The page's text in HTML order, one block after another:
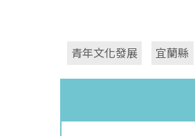
青年文化發展 宜蘭縣